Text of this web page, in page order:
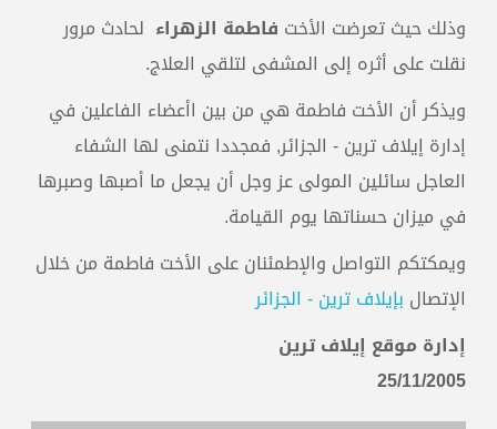
وذلك حيث تعرضت الأخت فاطمة الزهراء لحادث مرور
نقلت على أثره إلى المشفى لتلقي العلاج.
ويذكر أن الأخت فاطمة هي من بين اأعضاء الفاعلين في
إدارة إيلاف ترين - الجزائر, فمجددا نتمنى لها الشفاء
العاجل سائلين المولى عز وجل أن يجعل ما أصبها وصبرها
في ميزان حسناتها يوم القيامة.
ويمكتكم التواصل والإطمئنان على الأخت فاطمة من خلال
الإتصال بإيلاف ترين - الجزائر
إدارة موقع إيلاف ترين
25/11/2005